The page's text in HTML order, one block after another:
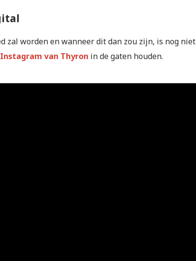
zal worden en wanneer dit dan zou zijn, is nog niet
Instagram van Thyron in de gaten houden.